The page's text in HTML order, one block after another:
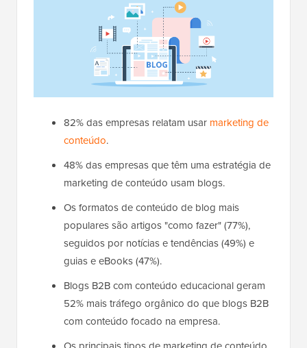
82% das empresas relatam usar marketing de
conteúdo.
48% das empresas que têm uma estratégia de
marketing de conteúdo usam blogs.
Os formatos de conteúdo de blog mais
populares são artigos "como fazer" (77%),
seguidos por notícias e tendências (49%) e
guias e eBooks (47%).
Blogs B2B com conteúdo educacional geram
52% mais tráfego orgânico do que blogs B2B
com conteúdo focado na empresa.